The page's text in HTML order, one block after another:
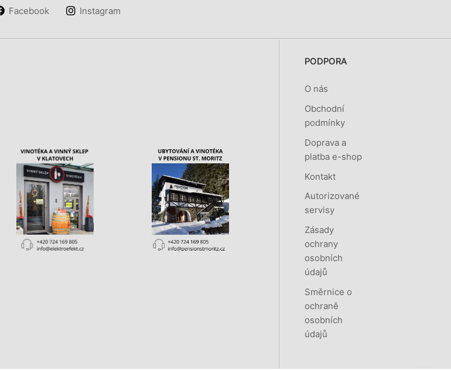
Facebook Instagram
PODPORA
O nás
Obchodní
podmínky
Doprava a
platba e-shop
Kontakt
Autorizované
servisy
Zásady
ochrany
osobních
údajů
Směrnice o
ochraně
osobních
údajů